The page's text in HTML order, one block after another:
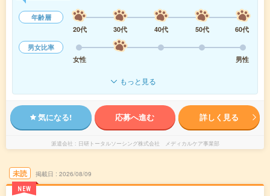
年齢層
20代
30代 40代 50代
60代
男女比率
女性
男性
もっと見る
気になる! 応募へ進む 詳しく見る
派遣会社 日研トータルソーシング株式会社 メディカルケア事業部
未読
NEW
掲載日 2026/08/09